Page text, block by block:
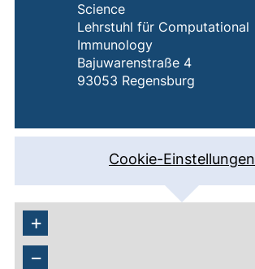
Science
Lehrstuhl für Computational
Immunology
Bajuwarenstraße 4
93053 Regensburg
Adresse mit Karte
Cookie-Einstellungen
+
−